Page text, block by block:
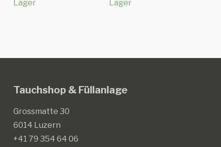
der
Produktseite
gewählt
werden
Lager
der
Lager
Tauchshop & Füllanlage
Grossmatte 30
6014 Luzern
+41 79 354 64 06